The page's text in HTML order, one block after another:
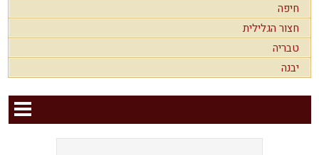
חיפה
חצור הגלילית
טבריה
יבנה